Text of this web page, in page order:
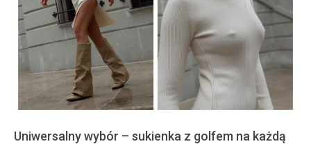
Uniwersalny wybór – sukienka z golfem na każdą